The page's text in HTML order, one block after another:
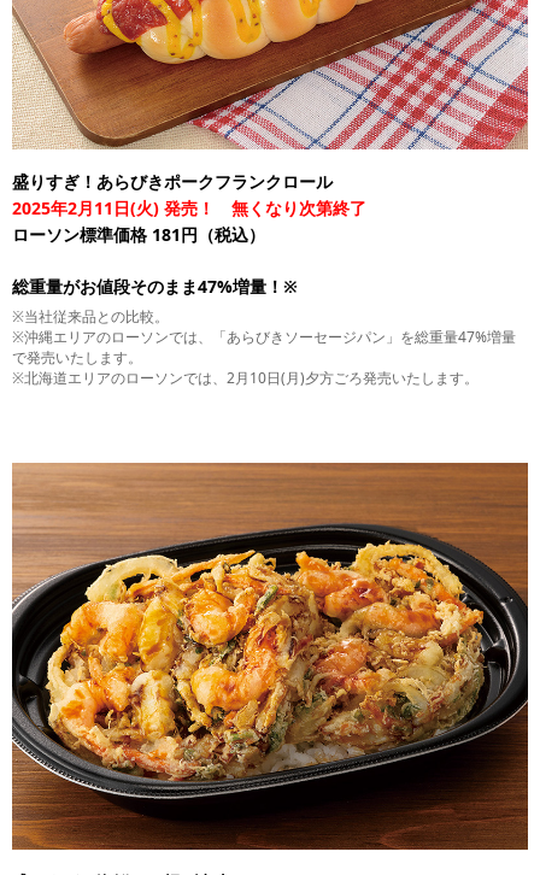
盛りすぎ！あらびきポークフランクロール
2025年2月11日(火) 発売！ 無くなり次第終了
ローソン標準価格 181円（税込）
総重量がお値段そのまま47%増量！※
※当社従来品との比較。
※沖縄エリアのローソンでは、「あらびきソーセージパン」を総重量47%増量
で発売いたします。
※北海道エリアのローソンでは、2月10日(月)夕方ごろ発売いたします。